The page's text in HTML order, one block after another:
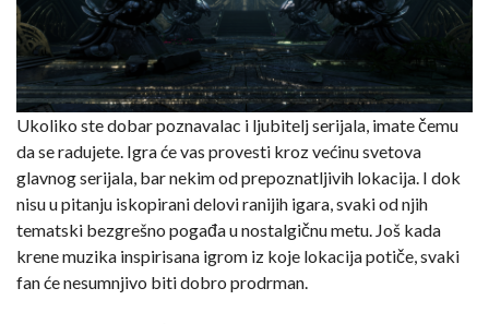
Ukoliko ste dobar poznavalac i ljubitelj serijala, imate čemu
da se radujete. Igra će vas provesti kroz većinu svetova
glavnog serijala, bar nekim od prepoznatljivih lokacija. I dok
nisu u pitanju iskopirani delovi ranijih igara, svaki od njih
tematski bezgrešno pogađa u nostalgičnu metu. Još kada
krene muzika inspirisana igrom iz koje lokacija potiče, svaki
fan će nesumnjivo biti dobro prodrman.